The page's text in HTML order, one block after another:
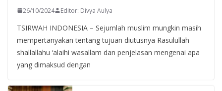
26/10/2024 Editor: Divya Aulya
TSIRWAH INDONESIA – Sejumlah muslim mungkin masih
mempertanyakan tentang tujuan diutusnya Rasulullah
shallallahu ‘alaihi wasallam dan penjelasan mengenai apa
yang dimaksud dengan